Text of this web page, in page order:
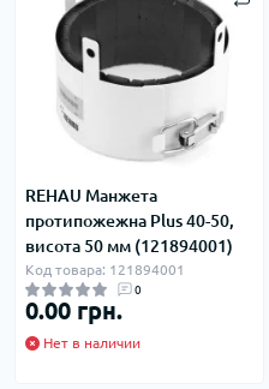
REHAU Манжета
протипожежна Plus 40-50,
висота 50 мм (121894001)
Код товара: 121894001
0
0.00 грн.
Нет в наличии